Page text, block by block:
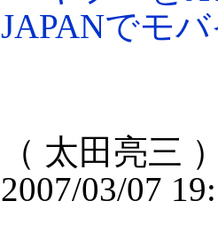
JAPANでモ
（ 太田亮三
2007/03/07